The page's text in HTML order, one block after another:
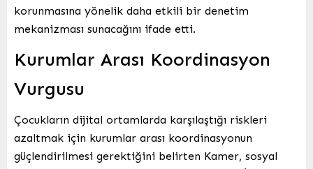
korunmasına yönelik daha etkili bir denetim
mekanizması sunacağını ifade etti.
Kurumlar Arası Koordinasyon
Vurgusu
Çocukların dijital ortamlarda karşılaştığı riskleri
azaltmak için kurumlar arası koordinasyonun
güçlendirilmesi gerektiğini belirten Kamer, sosyal